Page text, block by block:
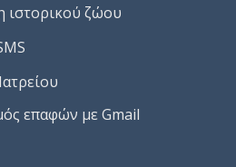
ιστορικού ζώου
επαφών με Gmail